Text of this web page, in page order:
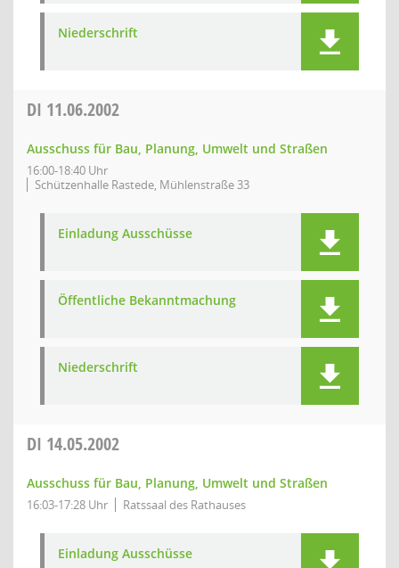
Niederschrift
DI 11.06.2002
Ausschuss für Bau, Planung, Umwelt und Straßen
16:00-18:40 Uhr
Schützenhalle Rastede, Mühlenstraße 33
Einladung Ausschüsse
Öffentliche Bekanntmachung
Niederschrift
DI 14.05.2002
Ausschuss für Bau, Planung, Umwelt und Straßen
16:03-17:28 Uhr Ratssaal des Rathauses
Einladung Ausschüsse